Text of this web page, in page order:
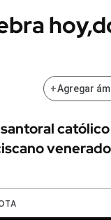
+Agregar